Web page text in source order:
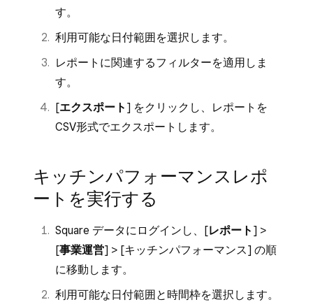
す。
利用可能な日付範囲を選択します。
レポートに関連するフィルターを適用しま
す。
[エクスポート ] をクリックし、レポートを
CSV形式でエクスポートします。
キッチンパフォーマンスレポ
ートを実行する
Square データにログインし、[レポート ] >
[事業運営] > [キッチンパフォーマンス] の順
に移動します。
利用可能な日付範囲と時間枠を選択します。